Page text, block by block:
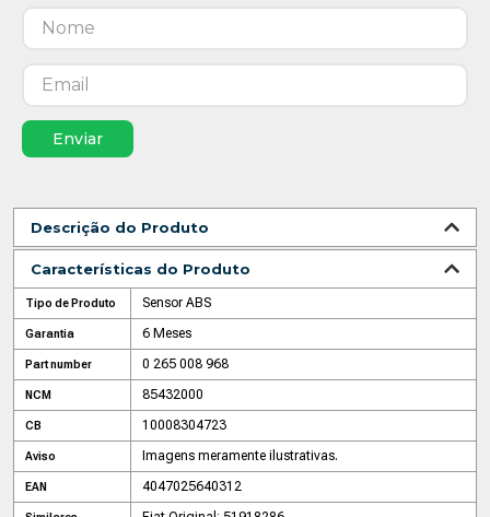
Enviar
Descrição do Produto
Características do Produto
Tipo de Produto Sensor ABS
Garantia 6 Meses
Part number 0 265 008 968
NCM 85432000
CB 10008304723
Aviso Imagens meramente ilustrativas.
EAN 4047025640312